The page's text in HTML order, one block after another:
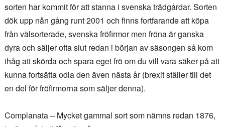
sorten har kommit för att stanna i svenska trädgårdar. Sorten
dök upp nån gång runt 2001 och finns fortfarande att köpa
från välsorterade, svenska fröfirmor men fröna är ganska
dyra och säljer ofta slut redan i början av säsongen så kom
ihåg att skörda och spara eget frö om du vill vara säker på att
kunna fortsätta odla den även nästa år (brexit ställer till det
en del för fröfirmorna som säljer denna).
Complanata – Mycket gammal sort som nämns redan 1876,